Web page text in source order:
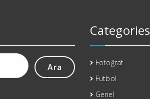
Categories
Fotoğraf
Futbol
Genel